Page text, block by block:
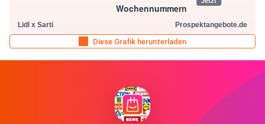
Diese Grafik herunterladen